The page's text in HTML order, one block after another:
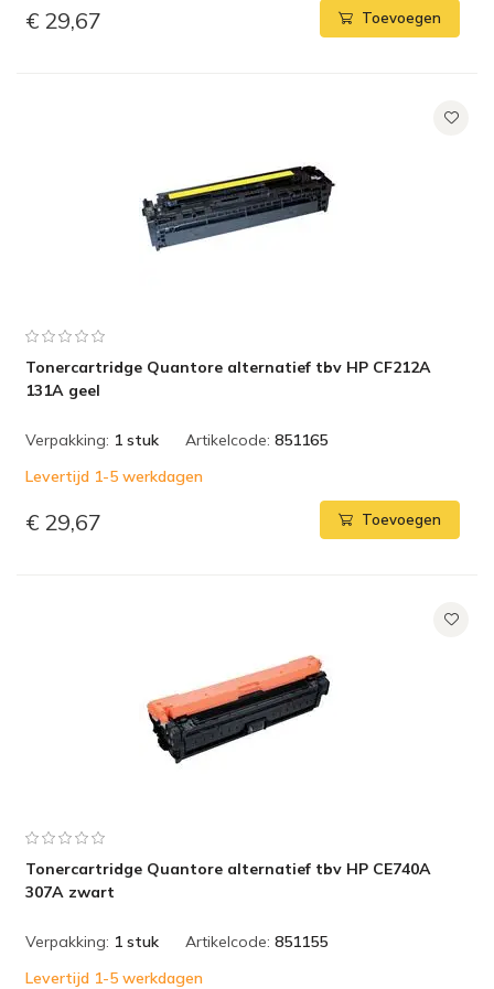
€ 29,67 Toevoegen
Tonercartridge Quantore alternatief tbv HP CF212A
131A geel
Verpakking: 1 stuk Artikelcode: 851165
Levertijd 1-5 werkdagen
€ 29,67 Toevoegen
Tonercartridge Quantore alternatief tbv HP CE740A
307A zwart
Verpakking: 1 stuk Artikelcode: 851155
Levertijd 1-5 werkdagen